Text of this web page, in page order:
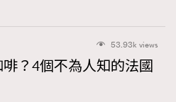
53.93k views
？4個不為人知的法國